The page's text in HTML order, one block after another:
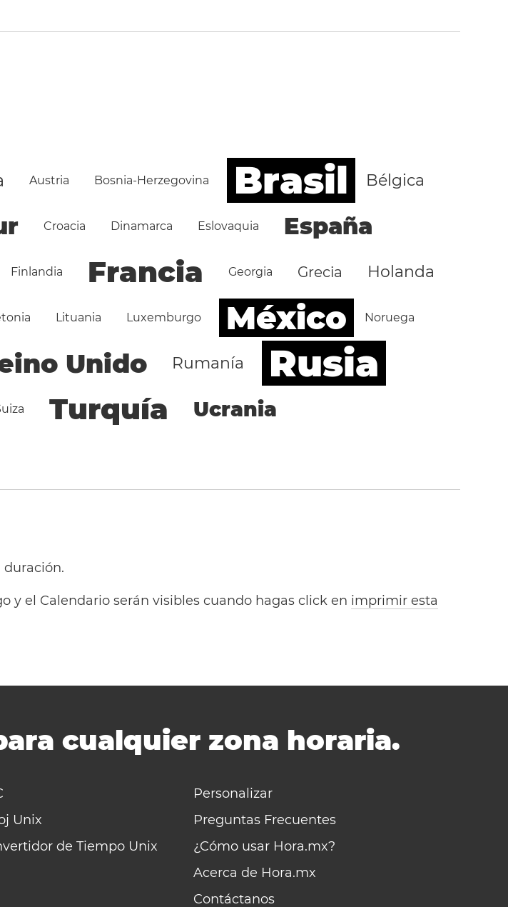
Austria Bosnia-Herzegovina Brasil Bélgica
Croacia Dinamarca Eslovaquia España
Finlandia Francia Georgia Grecia Holanda
Lituania Luxemburgo México Noruega
Unido Rumanía Rusia
Turquía Ucrania
duración.
y el Calendario serán visibles cuando hagas click en imprimir esta
cualquier zona horaria.
Unix
de Tiempo Unix
Personalizar
Preguntas Frecuentes
¿Cómo usar Hora.mx?
Acerca de Hora.mx
Contáctanos